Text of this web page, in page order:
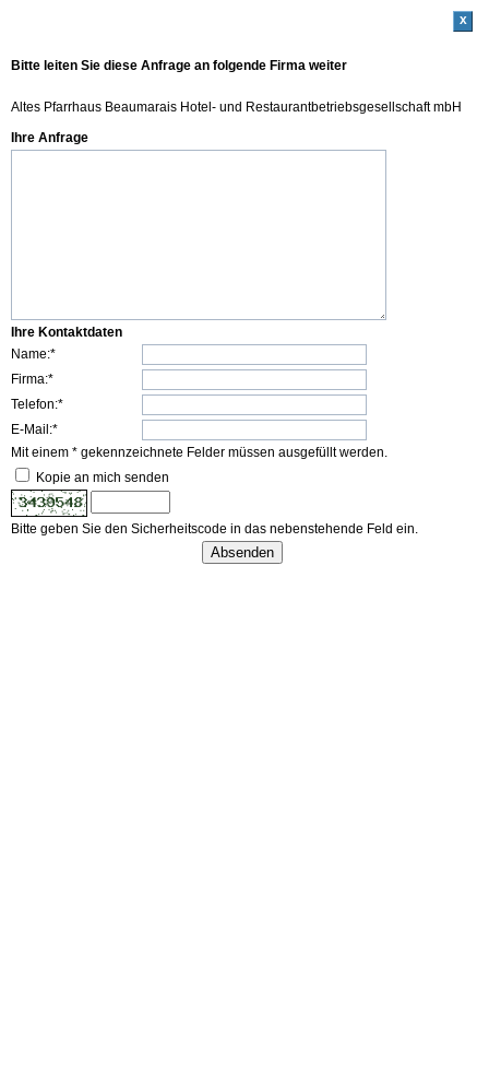
x
Bitte leiten Sie diese Anfrage an folgende Firma weiter
Altes Pfarrhaus Beaumarais Hotel- und Restaurantbetriebsgesellschaft mbH
Ihre Anfrage
Ihre Kontaktdaten
Name:*
Firma:*
Telefon:*
E-Mail:*
Mit einem * gekennzeichnete Felder müssen ausgefüllt werden.
Kopie an mich senden
Bitte geben Sie den Sicherheitscode in das nebenstehende Feld ein.